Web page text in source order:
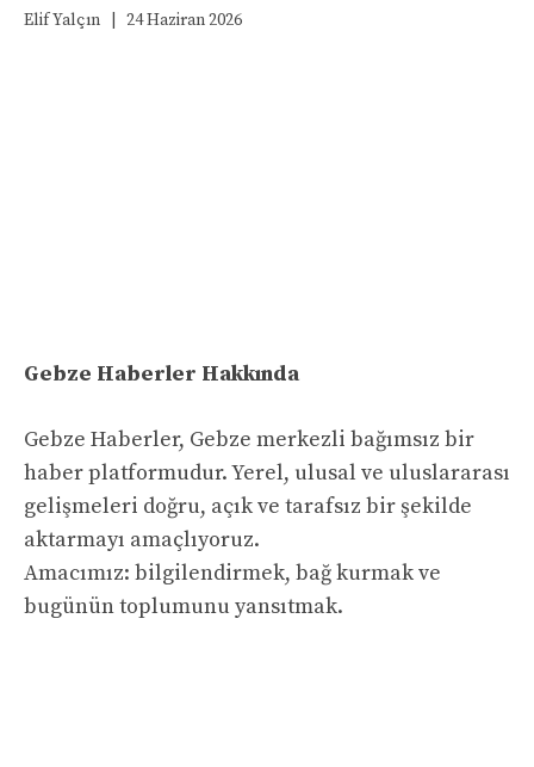
Elif Yalçın 24 Haziran 2026
Gebze Haberler Hakkında
Gebze Haberler, Gebze merkezli bağımsız bir
haber platformudur. Yerel, ulusal ve uluslararası
gelişmeleri doğru, açık ve tarafsız bir şekilde
aktarmayı amaçlıyoruz.
Amacımız: bilgilendirmek, bağ kurmak ve
bugünün toplumunu yansıtmak.